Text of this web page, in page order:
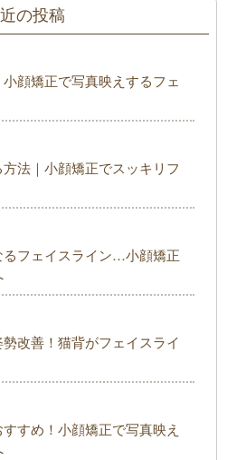
の投稿
顔矯正で写真映えするフェ
法｜小顔矯正でスッキリフ
るフェイスライン…小顔矯正
改善！猫背がフェイスライ
すめ！小顔矯正で写真映え